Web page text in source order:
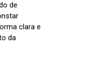
de
clara e
da